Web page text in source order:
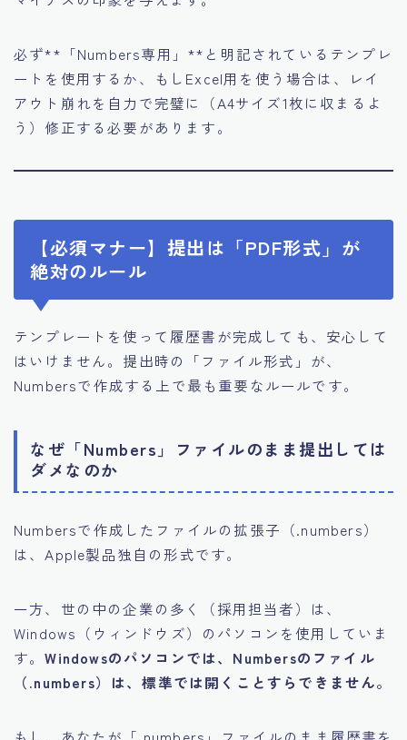
必ず**「Numbers専用」**と明記されているテンプレ
ートを使用するか、もしExcel用を使う場合は、レイ
アウト崩れを自力で完璧に（A4サイズ1枚に収まるよ
う）修正する必要があります。
【必須マナー】提出は「PDF形式」が
絶対のルール
テンプレートを使って履歴書が完成しても、安心して
はいけません。提出時の「ファイル形式」が、
Numbersで作成する上で最も重要なルールです。
なぜ「Numbers」ファイルのまま提出しては
ダメなのか
Numbersで作成したファイルの拡張子（.numbers）
は、Apple製品独自の形式です。
一方、世の中の企業の多く（採用担当者）は、
Windows（ウィンドウズ）のパソコンを使用していま
す。Windowsのパソコンでは、Numbersのファイル
（.numbers）は、標準では開くことすらできません。